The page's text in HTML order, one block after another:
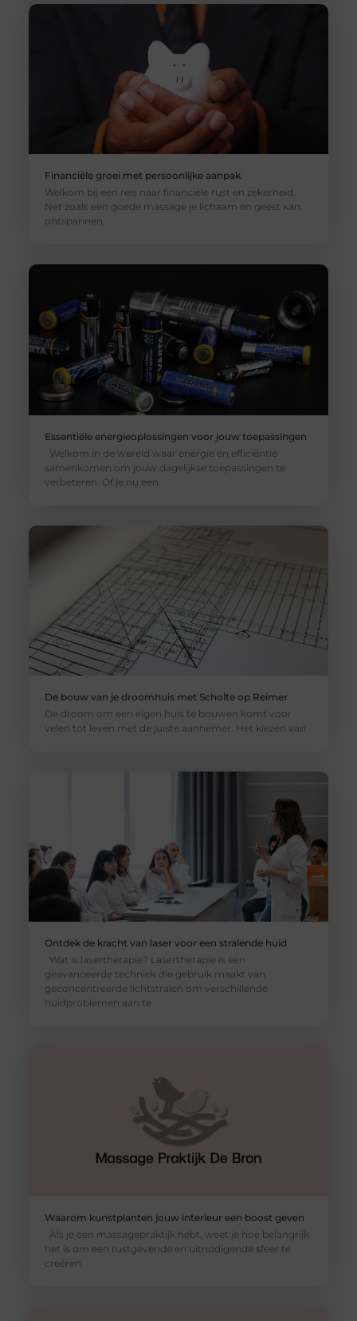
Financiële groei met persoonlijke aanpak
Welkom bij een reis naar financiële rust en zekerheid.
Net zoals een goede massage je lichaam en geest kan
ontspannen,
Essentiële energieoplossingen voor jouw toepassingen
Welkom in de wereld waar energie en efficiëntie
samenkomen om jouw dagelijkse toepassingen te
verbeteren. Of je nu een
De bouw van je droomhuis met Scholte op Reimer
De droom om een eigen huis te bouwen komt voor
velen tot leven met de juiste aannemer. Het kiezen van
Ontdek de kracht van laser voor een stralende huid
Wat is lasertherapie? Lasertherapie is een
geavanceerde techniek die gebruik maakt van
geconcentreerde lichtstralen om verschillende
huidproblemen aan te
Waarom kunstplanten jouw interieur een boost geven
Als je een massagepraktijk hebt, weet je hoe belangrijk
het is om een rustgevende en uitnodigende sfeer te
creëren.